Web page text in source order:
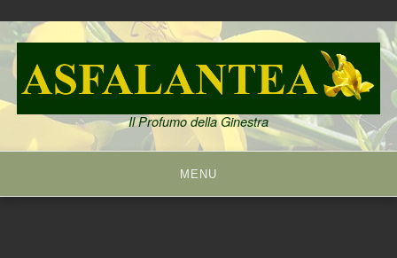
Skip
to
content
Il Profumo della Ginestra
MENU